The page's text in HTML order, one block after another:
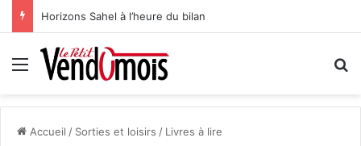
Horizons Sahel à l’heure du bilan
Menu
Accueil / Sorties et loisirs / Livres à lire